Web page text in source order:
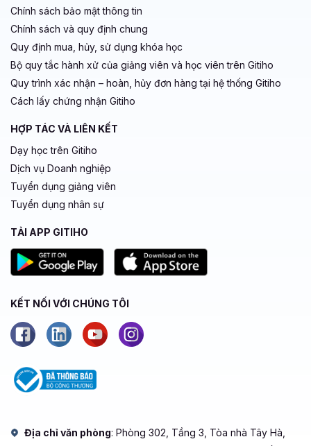
Chính sách bảo mật thông tin
Chính sách và quy định chung
Quy định mua, hủy, sử dụng khóa học
Bộ quy tắc hành xử của giảng viên và học viên trên Gitiho
Quy trình xác nhận – hoàn, hủy đơn hàng tại hệ thống Gitiho
Cách lấy chứng nhận Gitiho
HỢP TÁC VÀ LIÊN KẾT
Dạy học trên Gitiho
Dịch vụ Doanh nghiệp
Tuyển dụng giảng viên
Tuyển dụng nhân sự
TẢI APP GITIHO
KẾT NỐI VỚI CHÚNG TÔI
Địa chỉ văn phòng: Phòng 302, Tầng 3, Tòa nhà Tây Hà,